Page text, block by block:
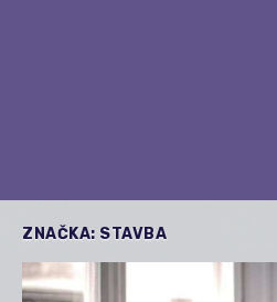
ZNAČKA: STAVBA